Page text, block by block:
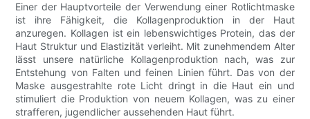
Einer der Hauptvorteile der Verwendung einer Rotlichtmaske
ist ihre Fähigkeit, die Kollagenproduktion in der Haut
anzuregen. Kollagen ist ein lebenswichtiges Protein, das der
Haut Struktur und Elastizität verleiht. Mit zunehmendem Alter
lässt unsere natürliche Kollagenproduktion nach, was zur
Entstehung von Falten und feinen Linien führt. Das von der
Maske ausgestrahlte rote Licht dringt in die Haut ein und
stimuliert die Produktion von neuem Kollagen, was zu einer
strafferen, jugendlicher aussehenden Haut führt.